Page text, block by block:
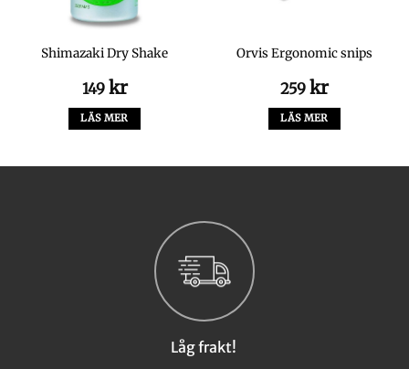
Shimazaki Dry Shake
149 kr
LÄS MER
Orvis Ergonomic snips
259 kr
LÄS MER
Låg frakt!